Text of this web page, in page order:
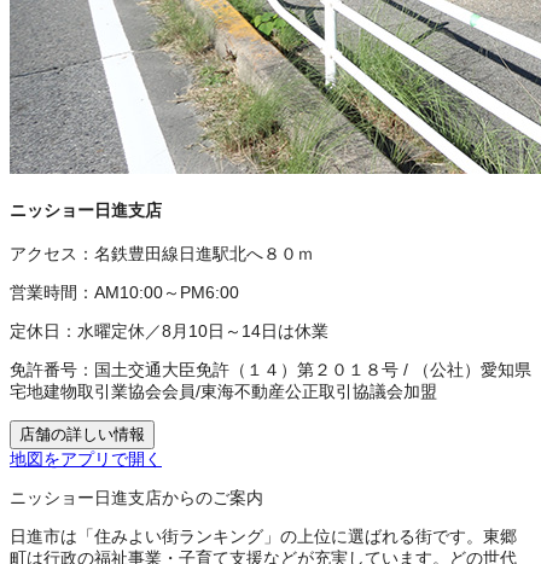
ニッショー日進支店
アクセス： 名鉄豊田線日進駅北へ８０ｍ
営業時間： AM10:00～PM6:00
定休日： 水曜定休／8月10日～14日は休業
免許番号： 国土交通大臣免許（１４）第２０１８号 /
（公社）愛知県
宅地建物取引業協会会員/東海不動産公正取引協議会加盟
店舗の詳しい情報
地図をアプリで開く
ニッショー日進支店からのご案内
日進市は「住みよい街ランキング」の上位に選ばれる街です。東郷
町は行政の福祉事業・子育て支援などが充実しています。どの世代